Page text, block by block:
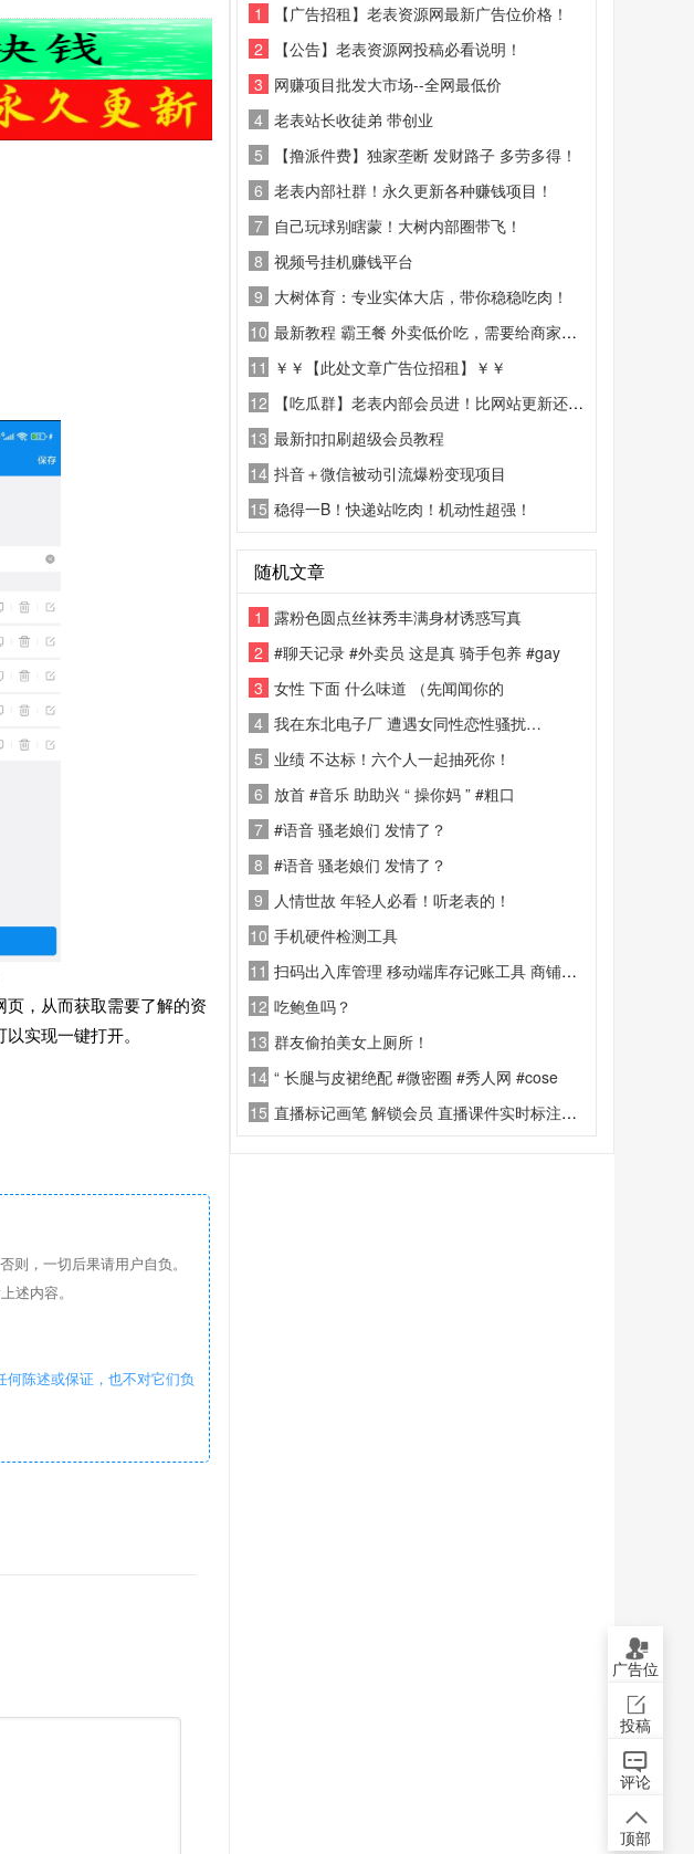
页，从而获取需要了解的资
实现一键打开。
，一切后果请用户自负。
述内容。
陈述或保证，也不对它们负
1
【广告招租】老表资源网最新广告位价格！
2
【公告】老表资源网投稿必看说明！
3 网赚项目批发大市场--全网最低价
4 老表站长收徒弟 带创业
5
【撸派件费】独家垄断 发财路子 多劳多得！
6 老表内部社群！永久更新各种赚钱项目！
7 自己玩球别瞎蒙！大树内部圈带飞！
8 视频号挂机赚钱平台
9 大树体育：专业实体大店，带你稳稳吃肉！
10 最新教程 霸王餐 外卖低价吃，需要给商家好评
11 ￥￥【此处文章广告位招租】￥￥
12
【吃瓜群】老表内部会员进！比网站更新还精彩！
13 最新扣扣刷超级会员教程
14 抖音＋微信被动引流爆粉变现项目
15 稳得一B！快递站吃肉！机动性超强！
随机文章
1
露粉色圆点丝袜秀丰满身材诱惑写真
2 #聊天记录 #外卖员 这是真 骑手包养 #gay
3 女性 下面 什么味道 （先闻闻你的
4 我在东北电子厂 遭遇女同性恋性骚扰…
5 业绩 不达标！六个人一起抽死你！
6 放首 #音乐 助助兴 “ 操你妈 ” #粗口
7 #语音 骚老娘们 发情了？
8 #语音 骚老娘们 发情了？
9
人情世故 年轻人必看！听老表的！
10 手机硬件检测工具
11 扫码出入库管理 移动端库存记账工具 商铺仓库扫码库存管理APP
12 吃鲍鱼吗？
13 群友偷拍美女上厕所！
14 “ 长腿与皮裙绝配 #微密圈 #秀人网 #cose
15 直播标记画笔 解锁会员 直播课件实时标注演示辅助工具
广告位
投稿
评论
顶部